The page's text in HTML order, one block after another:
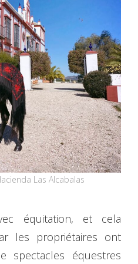
Las Alcabalas
équitation, et cela
les propriétaires ont
spectacles équestres